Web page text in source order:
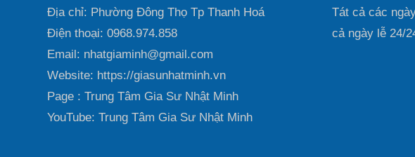
Địa chỉ: Phường Đông Thọ Tp Thanh Hoá
Điện thoại: 0968.974.858
Email: nhatgiaminh@gmail.com
Website: https://giasunhatminh.vn
Page : Trung Tâm Gia Sư Nhật Minh
YouTube: Trung Tâm Gia Sư Nhật Minh
Tát cả các
cả ngày lễ 24/